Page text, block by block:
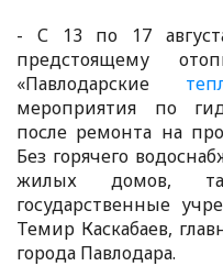
- С 13 по 17
предстоящему
«Павлодарские
мероприятия по
после ремонта на
Без горячего
жилых домов,
государственные
Темир Каскабаев,
города Павлодара.